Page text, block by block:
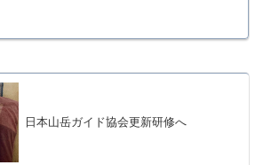
日本山岳ガイド協会更新研修へ